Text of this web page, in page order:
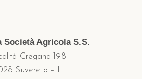
Società Agricola S.S.
Gregana 198
Suvereto – LI